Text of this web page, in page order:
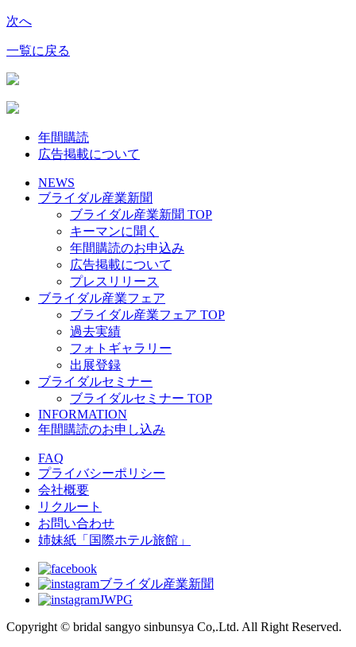
次へ
一覧に戻る
年間購読
広告掲載について
NEWS
ブライダル産業新聞
ブライダル産業新聞 TOP
キーマンに聞く
年間購読のお申込み
広告掲載について
プレスリリース
ブライダル産業フェア
ブライダル産業フェア TOP
過去実績
フォトギャラリー
出展登録
ブライダルセミナー
ブライダルセミナー TOP
INFORMATION
年間購読のお申し込み
FAQ
プライバシーポリシー
会社概要
リクルート
お問い合わせ
姉妹紙「国際ホテル旅館」
ブライダル産業新聞
JWPG
Copyright © bridal sangyo sinbunsya Co,.Ltd. All Right Reserved.